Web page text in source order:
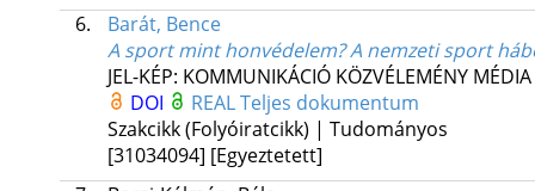
6.
Barát, Bence
A sport mint honvédelem? A nemzeti sport
JEL-KÉP: KOMMUNIKÁCIÓ KÖZVÉLEMÉNY MÉDIA
DOI
REALTeljes dokumentum
Szakcikk (Folyóiratcikk) | Tudományos
[31034094] [Egyeztetett]